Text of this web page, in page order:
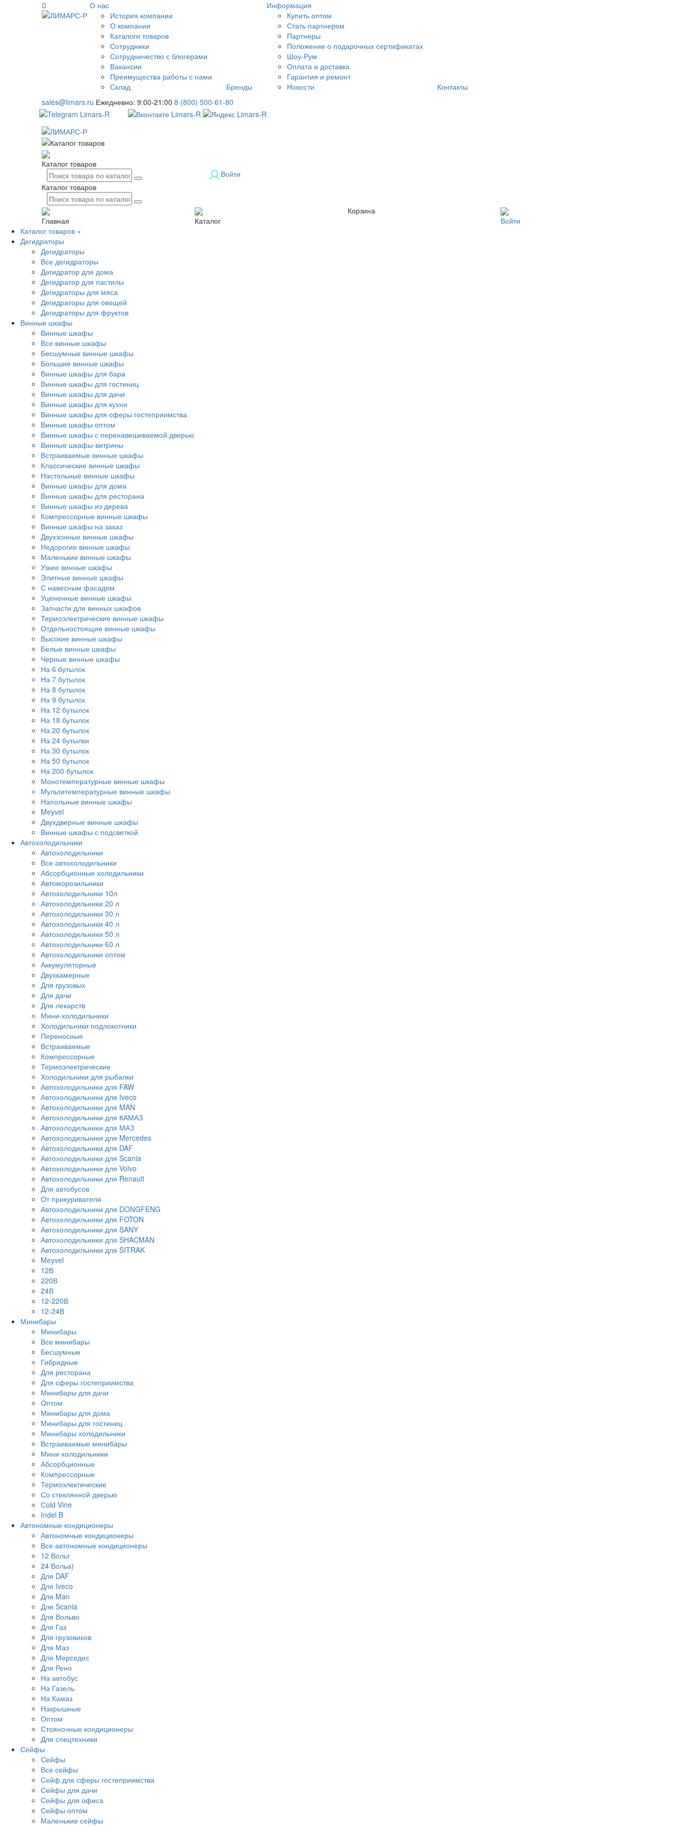
О нас
История компании
О компании
Каталоги товаров
Сотрудники
Сотрудничество с блогерами
Вакансии
Преимущества работы с нами
Склад
Бренды
Информация
Купить оптом
Стать партнером
Партнеры
Положение о подарочных сертификатах
Шоу-Рум
Оплата и доставка
Гарантия и ремонт
Новости
Контакты
sales@limars.ru Ежедневно: 9:00-21:00 8 (800) 500-61-80
Каталог товаров
Войти
Каталог товаров
Главная Каталог
Корзина
Войти
Каталог товаров ×
Дегидраторы
Дегидраторы
Все дегидраторы
Дегидратор для дома
Дегидратор для пастилы
Дегидраторы для мяса
Дегидраторы для овощей
Дегидраторы для фруктов
Винные шкафы
Винные шкафы
Все винные шкафы
Бесшумные винные шкафы
Большие винные шкафы
Винные шкафы для бара
Винные шкафы для гостиниц
Винные шкафы для дачи
Винные шкафы для кухни
Винные шкафы для сферы гостеприимства
Винные шкафы оптом
Винные шкафы с перенавешиваемой дверью
Винные шкафы-витрины
Встраиваемые винные шкафы
Классические винные шкафы
Настольные винные шкафы
Винные шкафы для дома
Винные шкафы для ресторана
Винные шкафы из дерева
Компрессорные винные шкафы
Винные шкафы на заказ
Двухзонные винные шкафы
Недорогие винные шкафы
Маленькие винные шкафы
Узкие винные шкафы
Элитные винные шкафы
С навесным фасадом
Уцененные винные шкафы
Запчасти для винных шкафов
Термоэлектрические винные шкафы
Отдельностоящие винные шкафы
Высокие винные шкафы
Белые винные шкафы
Черные винные шкафы
На 6 бутылок
На 7 бутылок
На 8 бутылок
На 9 бутылок
На 12 бутылок
На 18 бутылок
На 20 бутылок
На 24 бутылки
На 30 бутылок
На 50 бутылок
На 200 бутылок
Монотемпературные винные шкафы
Мультитемпературные винные шкафы
Напольные винные шкафы
Meyvel
Двухдверные винные шкафы
Винные шкафы с подсветкой
Автохолодильники
Автохолодильники
Все автохолодильники
Абсорбционные холодильники
Автоморозильники
Автохолодильники 10л
Автохолодильники 20 л
Автохолодильники 30 л
Автохолодильники 40 л
Автохолодильники 50 л
Автохолодильники 60 л
Автохолодильники оптом
Аккумуляторные
Двухкамерные
Для грузовых
Для дачи
Для лекарств
Мини-холодильники
Холодильники подлокотники
Переносные
Встраиваемые
Компрессорные
Термоэлектрические
Холодильники для рыбалки
Автохолодильники для FAW
Автохолодильники для Iveco
Автохолодильники для MAN
Автохолодильники для КАМАЗ
Автохолодильники для МАЗ
Автохолодильники для Mercedes
Автохолодильники для DAF
Автохолодильники для Scania
Автохолодильники для Volvo
Автохолодильники для Renault
Для автобусов
От прикуривателя
Автохолодильники для DONGFENG
Автохолодильники для FOTON
Автохолодильники для SANY
Автохолодильники для SHACMAN
Автохолодильники для SITRAK
Meyvel
12В
220В
24В
12-220В
12-24В
Минибары
Минибары
Все минибары
Бесшумные
Гибридные
Для ресторана
Для сферы гостеприимства
Минибары для дачи
Оптом
Минибары для дома
Минибары для гостиниц
Минибары холодильники
Встраиваемые минибары
Мини холодильники
Абсорбционные
Компрессорные
Термоэлектические
Со стеклянной дверью
Сold Vine
Indel B
Автономные кондиционеры
Автономные кондиционеры
Все автономные кондиционеры
12 Вольт
24 Вольа)
Для DAF
Для Iveco
Для Man
Для Scania
Для Вольво
Для Газ
Для грузовиков
Для Маз
Для Мерседес
Для Рено
На автобус
На Газель
На Камаз
Накрышные
Оптом
Стояночные кондиционеры
Для спецтехники
Сейфы
Сейфы
Все сейфы
Сейф для сферы гостеприимства
Сейфы для дачи
Сейфы для офиса
Сейфы оптом
Маленькие сейфы